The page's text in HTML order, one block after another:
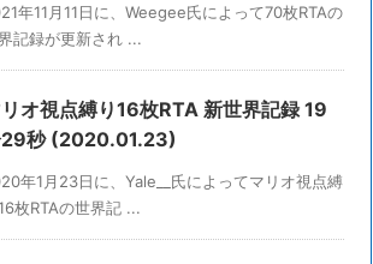
年11月11日に、Weegee氏によって70枚RTAの
記録が更新され ...
オ視点縛り16枚RTA 新世界記録 19
秒 (2020.01.23)
年1月23日に、Yale__氏によってマリオ視点縛
枚RTAの世界記 ...